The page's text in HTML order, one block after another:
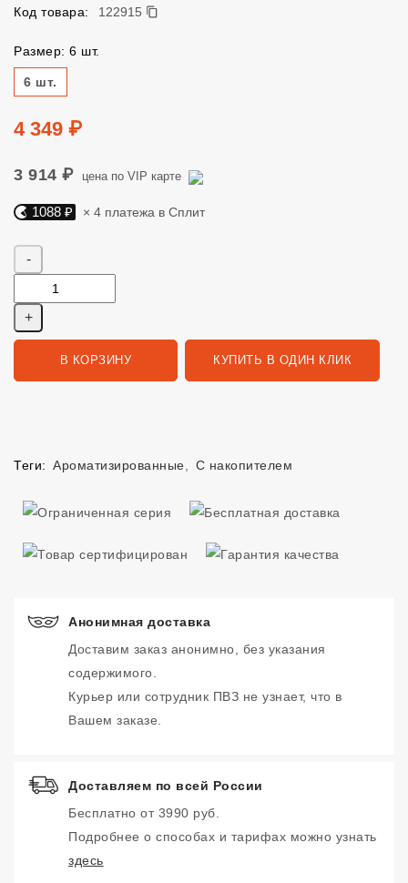
Код товара:
122915
122915
Размер: 6 шт.
Размер
6 шт.
Цена
4 349 ₽
3 914 ₽ цена по VIP карте
Яндекс Сплит. 1088 руб, 4 платежа в Сплит
1088 ₽ × 4 платежа в Сплит
В КОРЗИНУ КУПИТЬ В ОДИН КЛИК
Теги: Ароматизированные С накопителем
Анонимная доставка
Доставим заказ анонимно, без указания
содержимого.
Курьер или сотрудник ПВЗ не узнает, что в
Вашем заказе.
Доставляем по всей России
Бесплатно от 3990 руб.
Подробнее о способах и тарифах можно узнать
здесь